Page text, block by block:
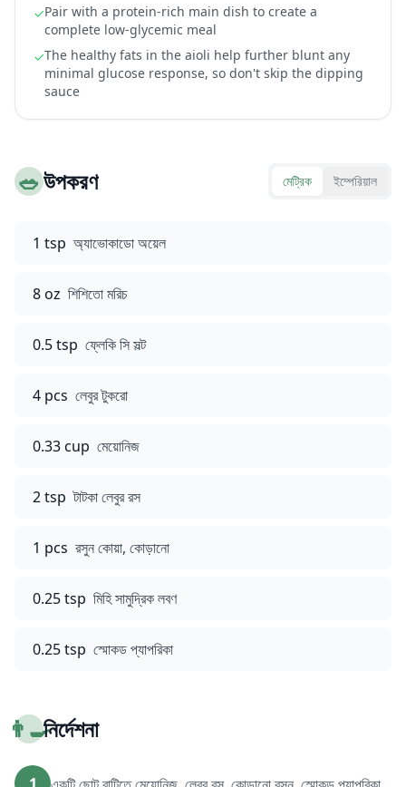
✓Pair with a protein-rich main dish to create a
complete low-glycemic meal
✓The healthy fats in the aioli help further blunt any
minimal glucose response, so don't skip the dipping
sauce
🥗উপকরণ মেট্রিক ইম্পেরিয়াল
1 tsp অ্যাভোকাডো অয়েল
8 oz শিশিতো মরিচ
0.5 tsp ফ্লেকি সি সল্ট
4 pcs লেবুর টুকরো
0.33 cup মেয়োনিজ
2 tsp টাটকা লেবুর রস
1 pcs রসুন কোয়া, কোড়ানো
0.25 tsp মিহি সামুদ্রিক লবণ
0.25 tsp স্মোকড প্যাপরিকা
👨‍🍳নির্দেশনা